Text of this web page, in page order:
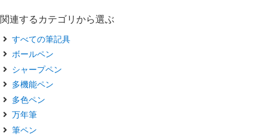
関連するカテゴリから選ぶ
すべての筆記具
ボールペン
シャープペン
多機能ペン
多色ペン
万年筆
筆ペン